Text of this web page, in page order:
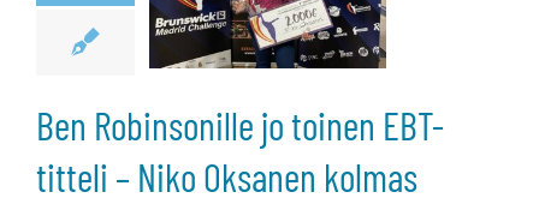
titteli – Niko
Oksanen
kolmas
Ben Robinsonille jo toinen EBT-
titteli – Niko Oksanen kolmas